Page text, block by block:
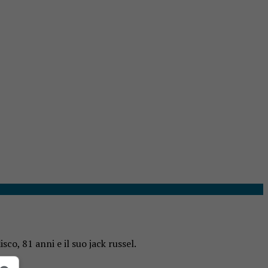
81 anni e il suo jack russel.